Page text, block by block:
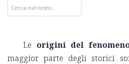
Le origini del
maggior parte degli storici